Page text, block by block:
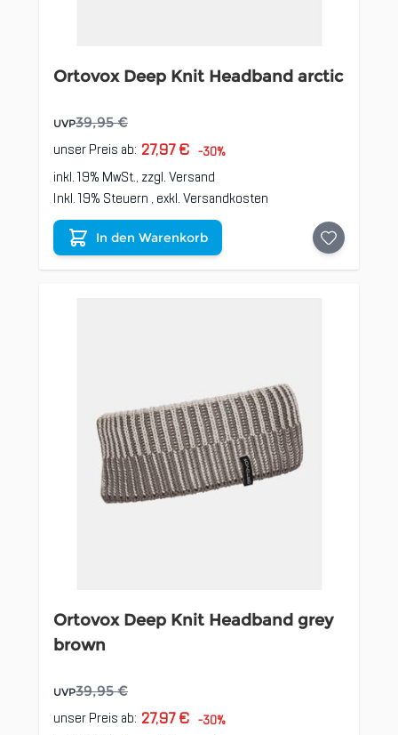
Ortovox Deep Knit Headband arctic
UVP39,95 €
unser Preis ab: 27,97 € -30%
inkl. 19% MwSt., zzgl.Versand
Inkl. 19% Steuern , exkl.Versandkosten
In den Warenkorb
Ortovox Deep Knit Headband grey
brown
UVP39,95 €
unser Preis ab: 27,97 € -30%